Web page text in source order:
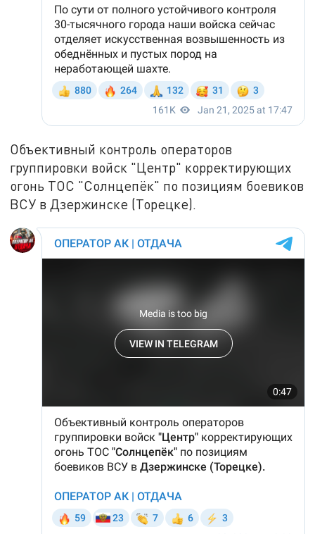
Объективный контроль операторов
группировки войск "Центр" корректирующих
огонь ТОС "Солнцепёк" по позициям боевиков
ВСУ в Дзержинске (Торецке).